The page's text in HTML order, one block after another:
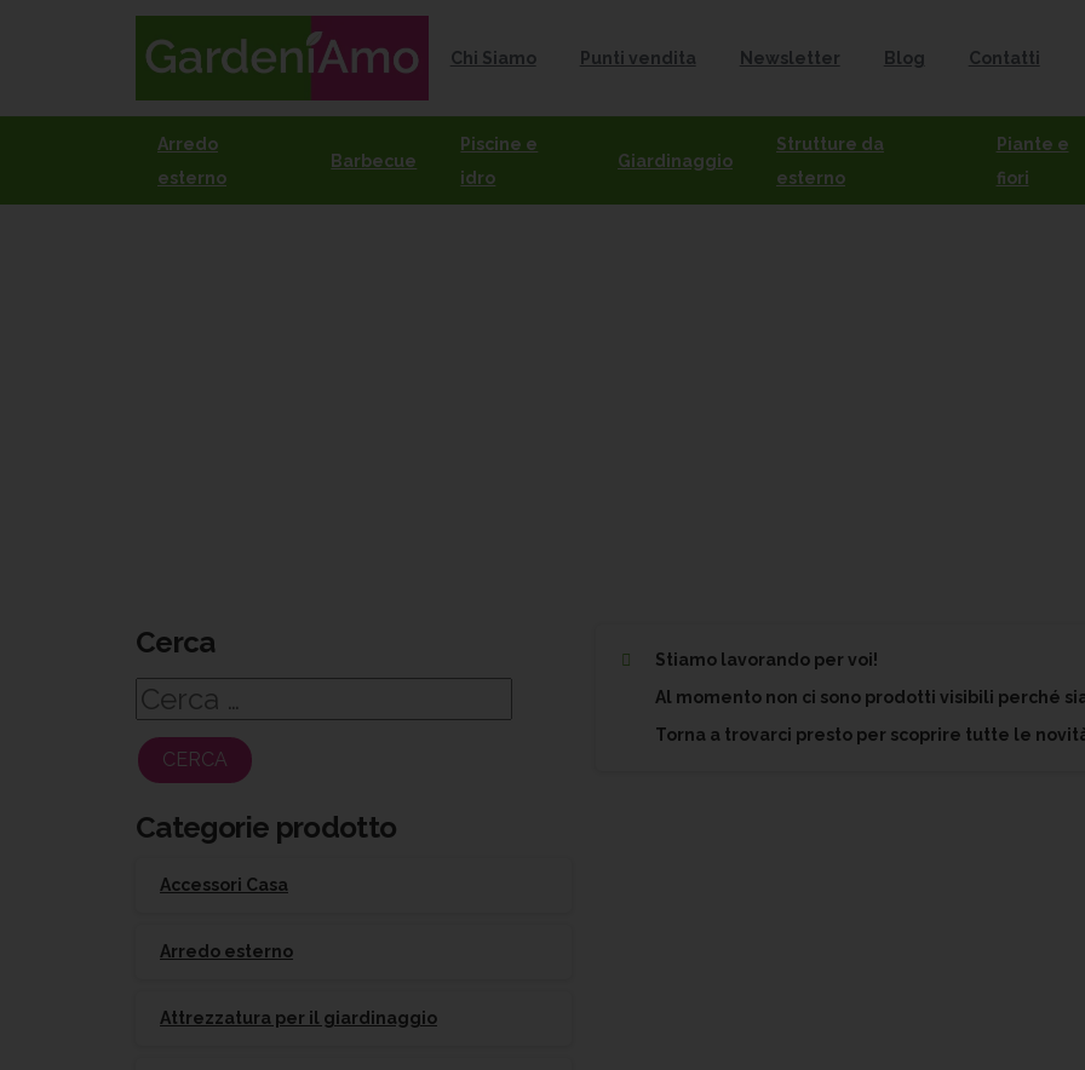
Chi Siamo Punti vendita Newsletter Blog Contatti
Arredo
esterno
Barbecue
Piscine e
idro
Giardinaggio
Strutture da
esterno
Piante e
fiori
Stiamo lavorando per voi!
Al momento non ci sono prodotti visibili perché
Torna a trovarci presto per scoprire tutte le
Cerca
Ricerca
per:
Categorie prodotto
Accessori Casa
Arredo esterno
Attrezzatura per il giardinaggio